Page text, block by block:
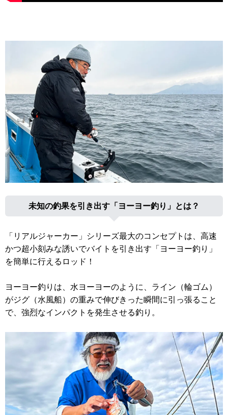
未知の釣果を引き出す「ヨーヨー釣り」とは？
「リアルジャーカー」シリーズ最大のコンセプトは、高速
かつ超小刻みな誘いでバイトを引き出す「ヨーヨー釣り」
を簡単に行えるロッド！
ヨーヨー釣りは、水ヨーヨーのように、ライン（輪ゴム）
がジグ（水風船）の重みで伸びきった瞬間に引っ張ること
で、強烈なインパクトを発生させる釣り。